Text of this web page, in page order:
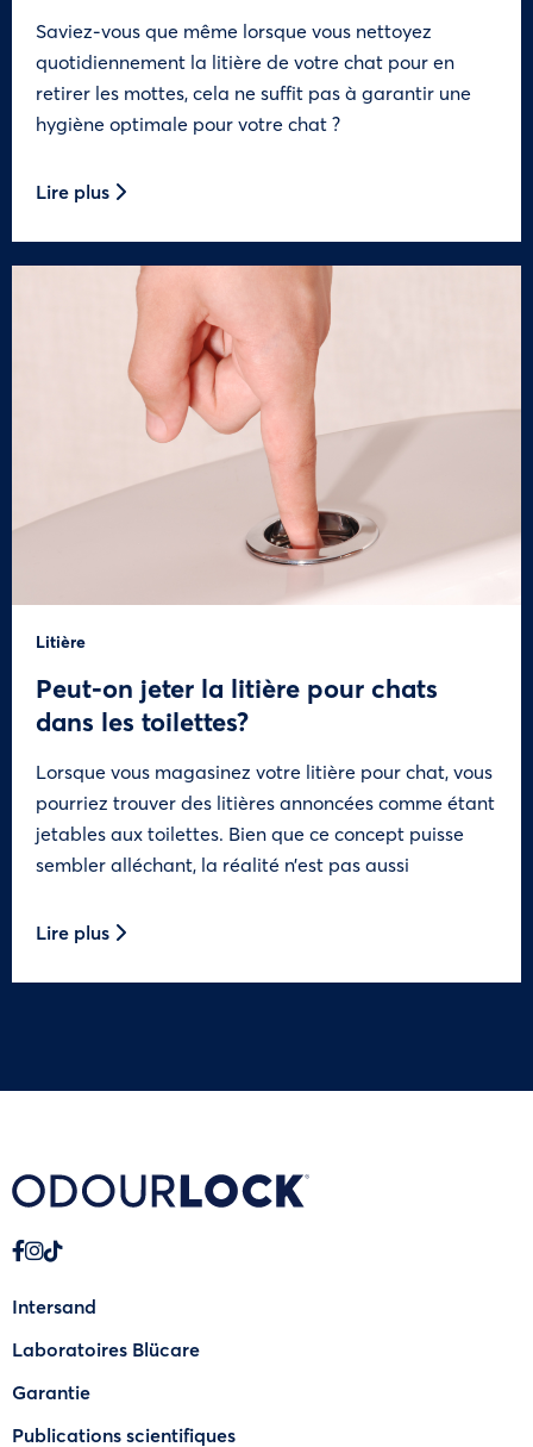
Saviez-vous que même lorsque vous nettoyez
quotidiennement la litière de votre chat pour en
retirer les mottes, cela ne suffit pas à garantir une
hygiène optimale pour votre chat ?
Lire plus
Litière
Peut-on jeter la litière pour chats
dans les toilettes?
Lorsque vous magasinez votre litière pour chat, vous
pourriez trouver des litières annoncées comme étant
jetables aux toilettes. Bien que ce concept puisse
sembler alléchant, la réalité n’est pas aussi
Lire plus
Intersand
Laboratoires Blücare
Garantie
Publications scientifiques